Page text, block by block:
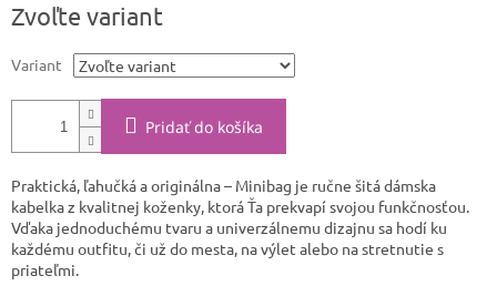
cena:
Zvoľte variant
Variant
Pridať do košíka
Praktická, ľahučká a originálna – Minibag je ručne šitá dámska
kabelka z kvalitnej koženky, ktorá Ťa prekvapí svojou funkčnosťou.
Vďaka jednoduchému tvaru a univerzálnemu dizajnu sa hodí ku
každému outfitu, či už do mesta, na výlet alebo na stretnutie s
priateľmi.